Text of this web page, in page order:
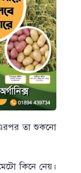
এরপর তা শুকনো
কিনে নেয়।